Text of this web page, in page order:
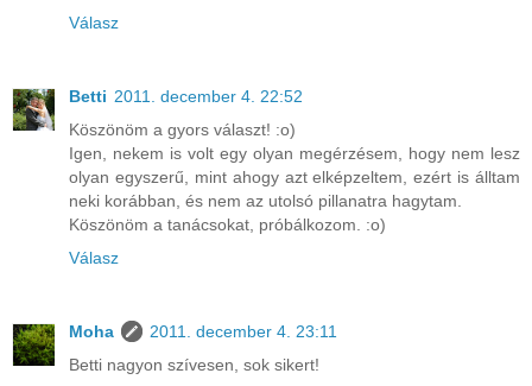
Válasz
Betti 2011. december 4. 22:52
Köszönöm a gyors választ! :o)
Igen, nekem is volt egy olyan megérzésem, hogy nem lesz
olyan egyszerű, mint ahogy azt elképzeltem, ezért is álltam
neki korábban, és nem az utolsó pillanatra hagytam.
Köszönöm a tanácsokat, próbálkozom. :o)
Válasz
Moha
2011. december 4. 23:11
Betti nagyon szívesen, sok sikert!